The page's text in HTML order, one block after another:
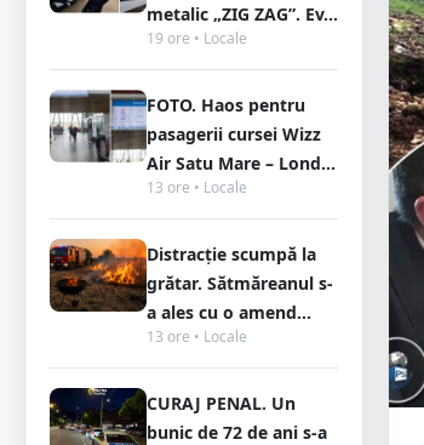
metalic „ZIG ZAG”. Ev...
19 ore • Locale
FOTO. Haos pentru
pasagerii cursei Wizz
Air Satu Mare – Lond...
13 ore • Locale
Distracție scumpă la
grătar. Sătmăreanul s-
a ales cu o amend...
13 ore • Locale
CURAJ PENAL. Un
bunic de 72 de ani s-a